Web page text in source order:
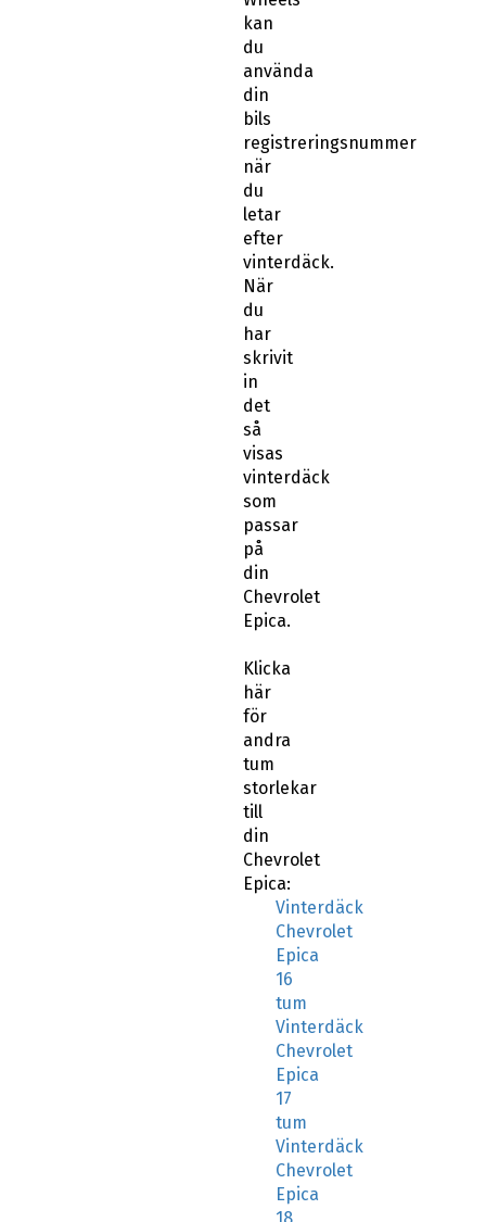
kan
du
använda
din
bils
registreringsnummer
när
du
letar
efter
vinterdäck.
När
du
har
skrivit
in
det
så
visas
vinterdäck
som
passar
på
din
Chevrolet
Epica.
Klicka
här
för
andra
tum
storlekar
till
din
Chevrolet
Epica:
Vinterdäck
Chevrolet
Epica
16
tum
Vinterdäck
Chevrolet
Epica
17
tum
Vinterdäck
Chevrolet
Epica
18